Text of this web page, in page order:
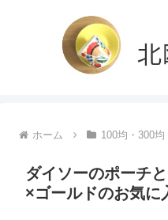
ホーム 100均・300均
ダイソーのポーチ
×ゴールドのお気に